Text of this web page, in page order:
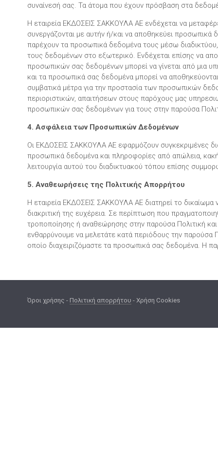
συναίνεσή σας. Τα άτομα που έχουν πρόσβαση στα
Η εταιρεία ΕΚΔΟΣΕΙΣ ΣΑΚΚΟΥΛΑ ΑΕ ενδέχεται να
συνεργάζονται με αυτήν ή/και να αποθηκεύει
παρέχουν τα προσωπικά δεδομένα τους μέσω
τους δεδομένων στο εξωτερικό. Ενδέχεται επίσης να
προσωπικών σας δεδομένων μπορεί να γίνεται από μια
και τα προσωπικά σας δεδομένα μπορεί να
συμβατικά μέτρα για την προστασία των προσωπικών
περιοριστικών, απαιτήσεων στους παρόχους μας
προσωπικών σας δεδομένων για τους στην παρούσα
4. Ασφάλεια των Προσωπικών Δεδομένων
Οι ΕΚΔΟΣΕΙΣ ΣΑΚΚΟΥΛΑ ΑΕ εφαρμόζουν συγκεκριμένες
προσωπικά δεδομένα και πληροφορίες από απώλεια,
λειτουργία αυτού του διαδικτυακού τόπου επίσης
5. Αναθεωρήσεις της Πολιτικής Απορρήτου
Η εταιρεία ΕΚΔΟΣΕΙΣ ΣΑΚΚΟΥΛΑ ΑΕ διατηρεί το δικαίωμα
διακριτική της ευχέρεια. Σε περίπτωση που
τροποποίησης ή αναθεώρησης στην παρούσα Πολιτική και
ενθαρρύνουμε να μελετάτε κατά περιόδους την παρούσα
οποίο διαχειριζόμαστε τα προσωπικά σας δεδομένα. Η
Όροι χρήσης -Πολιτική απορρήτου -Χρήση Cookies